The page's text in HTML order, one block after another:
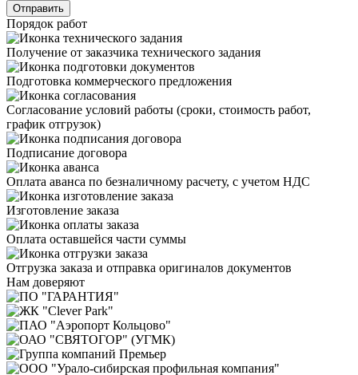
Отправить
Порядок работ
Получение от заказчика технического задания
Подготовка коммерческого предложения
Согласование условий работы (сроки, стоимость работ,
график отгрузок)
Подписание договора
Оплата аванса по безналичному расчету, с учетом НДС
Изготовление заказа
Оплата оставшейся части суммы
Отгрузка заказа и отправка оригиналов документов
Нам доверяют